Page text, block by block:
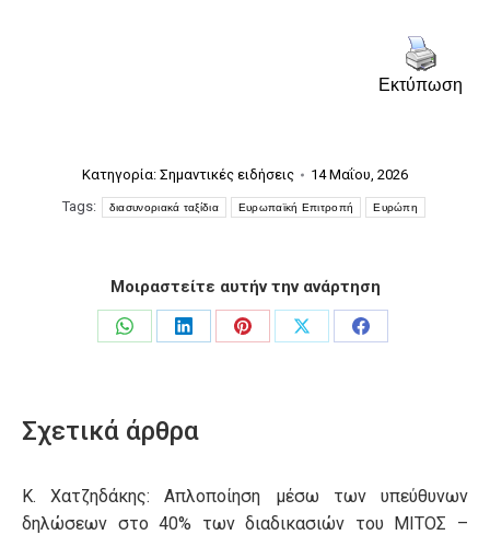
Εκτύπωση
Κατηγορία: Σημαντικές ειδήσεις
14 Μαΐου, 2026
Tags:
διασυνοριακά ταξίδια Ευρωπαϊκή Επιτροπή Ευρώπη
Μοιραστείτε αυτήν την ανάρτηση
Share
Share
Share
Share
Share
Σχετικά άρθρα
Κ. Χατζηδάκης: Aπλοποίηση μέσω των υπεύθυνων
δηλώσεων στο 40% των διαδικασιών του ΜΙΤΟΣ –